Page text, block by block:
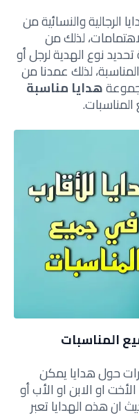
الرجالية والنسائية من
لذلك من
نوع الهدية لرجل أو
لذلك عمدنا من
هدايا مناسبة
المناسبات
حول هدايا يمكن
او الابن او الأب أو
ان هذه الهدايا تعبر